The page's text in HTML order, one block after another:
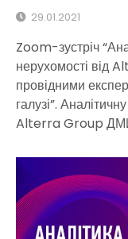
29.01.2021
Zoom-зустріч
нерухомості від
провідними
галузі”.
Alterra Group